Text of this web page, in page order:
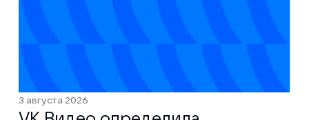
3 августа 2026